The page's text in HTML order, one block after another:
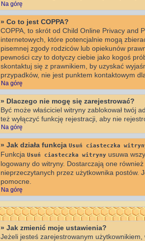
Na górę
» Co to jest COPPA?
COPPA, to skrót od Child Online Privacy and
internetowych, które potencjalnie mogą
pisemnej zgody rodziców lub opiekunów
pewności czy to dotyczy ciebie jako kogoś
skontaktuj się z prawnikiem, by uzyskać
przypadków, nie jest punktem kontaktowym
Na górę
» Dlaczego nie mogę się zarejestrować?
Być może właściciel witryny zablokował twój
też wyłączyć funkcję rejestracji, aby nie
Na górę
» Jak działa funkcja Usuń ciasteczka
Funkcja Usuń ciasteczka witryny usuwa
logowany do witryny. Dostarczają one
nieprzeczytanych przez użytkownika postów.
pomocne.
Na górę
» Jak zmienić moje ustawienia?
Jeżeli jesteś zarejestrowanym